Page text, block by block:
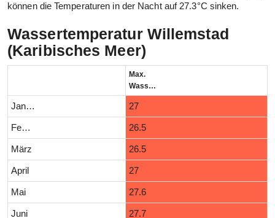
können die Temperaturen in der Nacht auf 27.3°C sinken.
Wassertemperatur Willemstad
(Karibisches Meer)
Max.
Wassertemperatur (°C)
Januar 27
Februar 26.5
März 26.5
April 27
Mai 27.6
Juni 27.7